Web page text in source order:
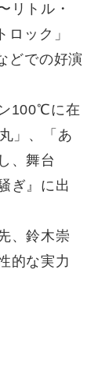
リトル・
ック」
どでの好演
100℃に在
」、「あ
、舞台
ぎ』に出
、鈴木崇
的な実力